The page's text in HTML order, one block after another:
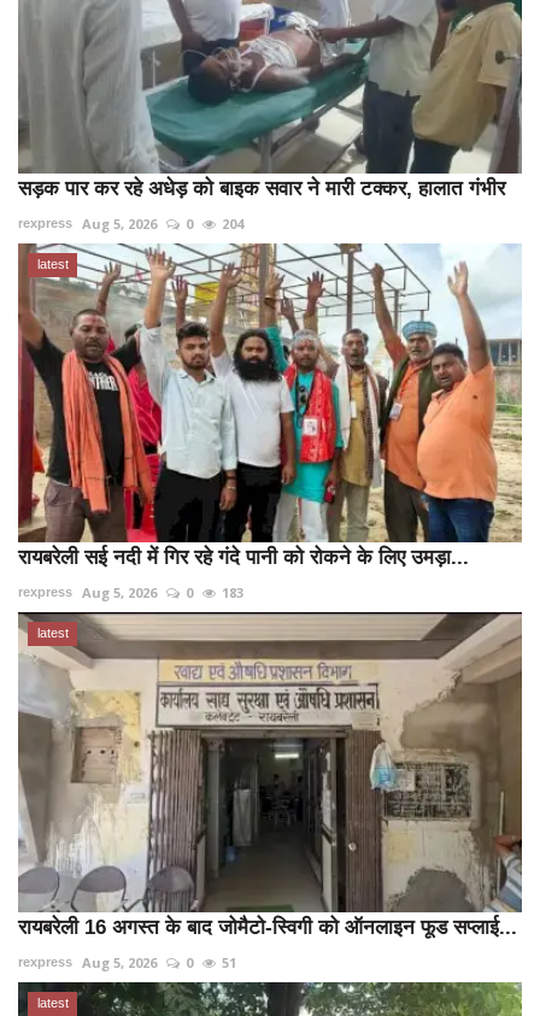
सड़क पार कर रहे अधेड़ को बाइक सवार ने मारी टक्कर, हालात गंभीर
rexpress Aug 5, 2026 0 204
latest
रायबरेली सई नदी में गिर रहे गंदे पानी को रोकने के लिए उमड़ा...
rexpress Aug 5, 2026 0 183
latest
रायबरेली 16 अगस्त के बाद जोमैटो-स्विगी को ऑनलाइन फूड सप्लाई...
rexpress Aug 5, 2026 0 51
latest